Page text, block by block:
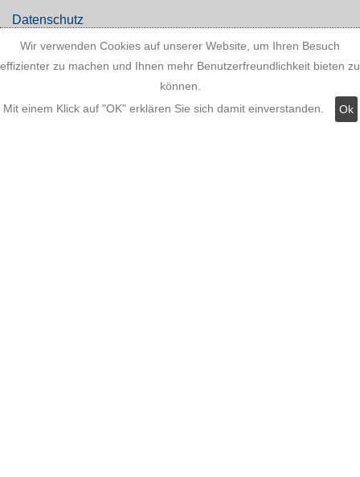
Datenschutz
Wir verwenden Cookies auf unserer Website, um Ihren Besuch
effizienter zu machen und Ihnen mehr Benutzerfreundlichkeit bieten zu
können.
Mit einem Klick auf "OK" erklären Sie sich damit einverstanden.
Ok